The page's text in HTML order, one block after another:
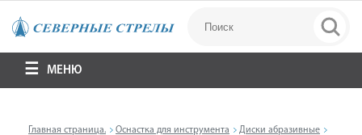
МЕНЮ
Главная страница. Оснастка для инструмента
Диски абразивные